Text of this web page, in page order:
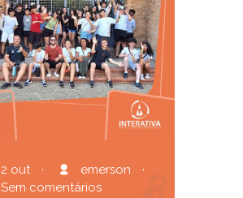
2 out · emerson
·
Sem comentários